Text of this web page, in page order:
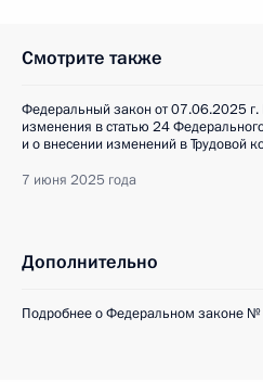
Смотрите также
Федеральный закон от 07.06.2025
изменения в статью 24
и о внесении изменений в Трудовой
7 июня 2025 года
Дополнительно
Подробнее о Федеральном законе